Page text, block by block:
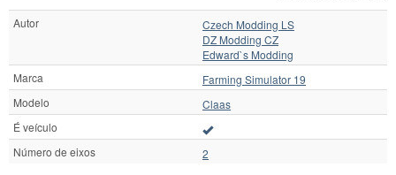
Autor
Czech Modding LS
DZ Modding CZ
Edward`s Modding
Marca
Farming Simulator 19
Modelo
Claas
É veículo
Número de eixos
2